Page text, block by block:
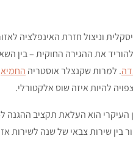
וניצול חזרת האינפלציה
את ההגירה החוקית – בין
. למרות שקנצלר אוסטריה החמיא
להיות איזה שוס אלקטורלי.
בו בני 18 יצטרכו לבחור בין שירות צבאי של